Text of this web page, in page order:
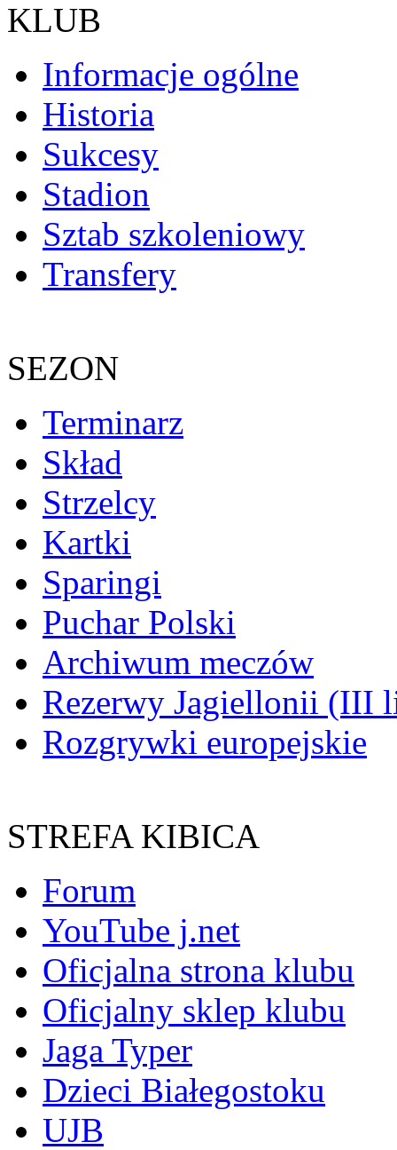
KLUB
Informacje ogólne
Historia
Sukcesy
Stadion
Sztab szkoleniowy
Transfery
SEZON
Terminarz
Skład
Strzelcy
Kartki
Sparingi
Puchar Polski
Archiwum meczów
Rezerwy Jagiellonii (III
Rozgrywki europejskie
STREFA KIBICA
Forum
YouTube j.net
Oficjalna strona klubu
Oficjalny sklep klubu
Jaga Typer
Dzieci Białegostoku
UJB